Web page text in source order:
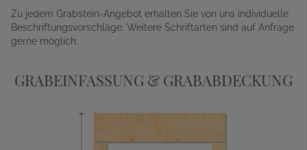
Zu jedem Grabstein-Angebot erhalten Sie von uns individuelle
Beschriftungsvorschläge. Weitere Schriftarten sind auf Anfrage
gerne möglich.
GRABEINFASSUNG & GRABABDECKUNG